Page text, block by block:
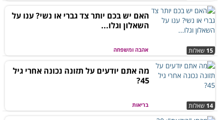
אהבה ומשפחה 15 שאלות
האם יש בכם יותר צד גברי או נשי? ענו על
השאלון וגלו...
בריאות 14 שאלות
מה אתם יודעים על תזונה נכונה אחרי גיל
45?